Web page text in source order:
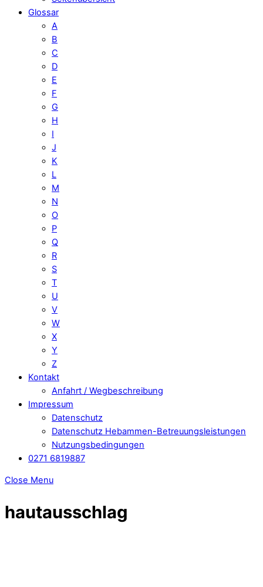
Glossar
A
B
C
D
E
F
G
H
I
J
K
L
M
N
O
P
Q
R
S
T
U
V
W
X
Y
Z
Kontakt
Anfahrt / Wegbeschreibung
Impressum
Datenschutz
Datenschutz Hebammen-Betreuungsleistungen
Nutzungsbedingungen
0271 6819887
Close Menu
hautausschlag